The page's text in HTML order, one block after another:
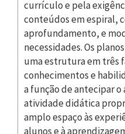
currículo e pela
conteúdos em espiral,
aprofundamento, e
necessidades. Os
uma estrutura em três
conhecimentos e
a função de antecipar o
atividade didática
amplo espaço às
alunos e à